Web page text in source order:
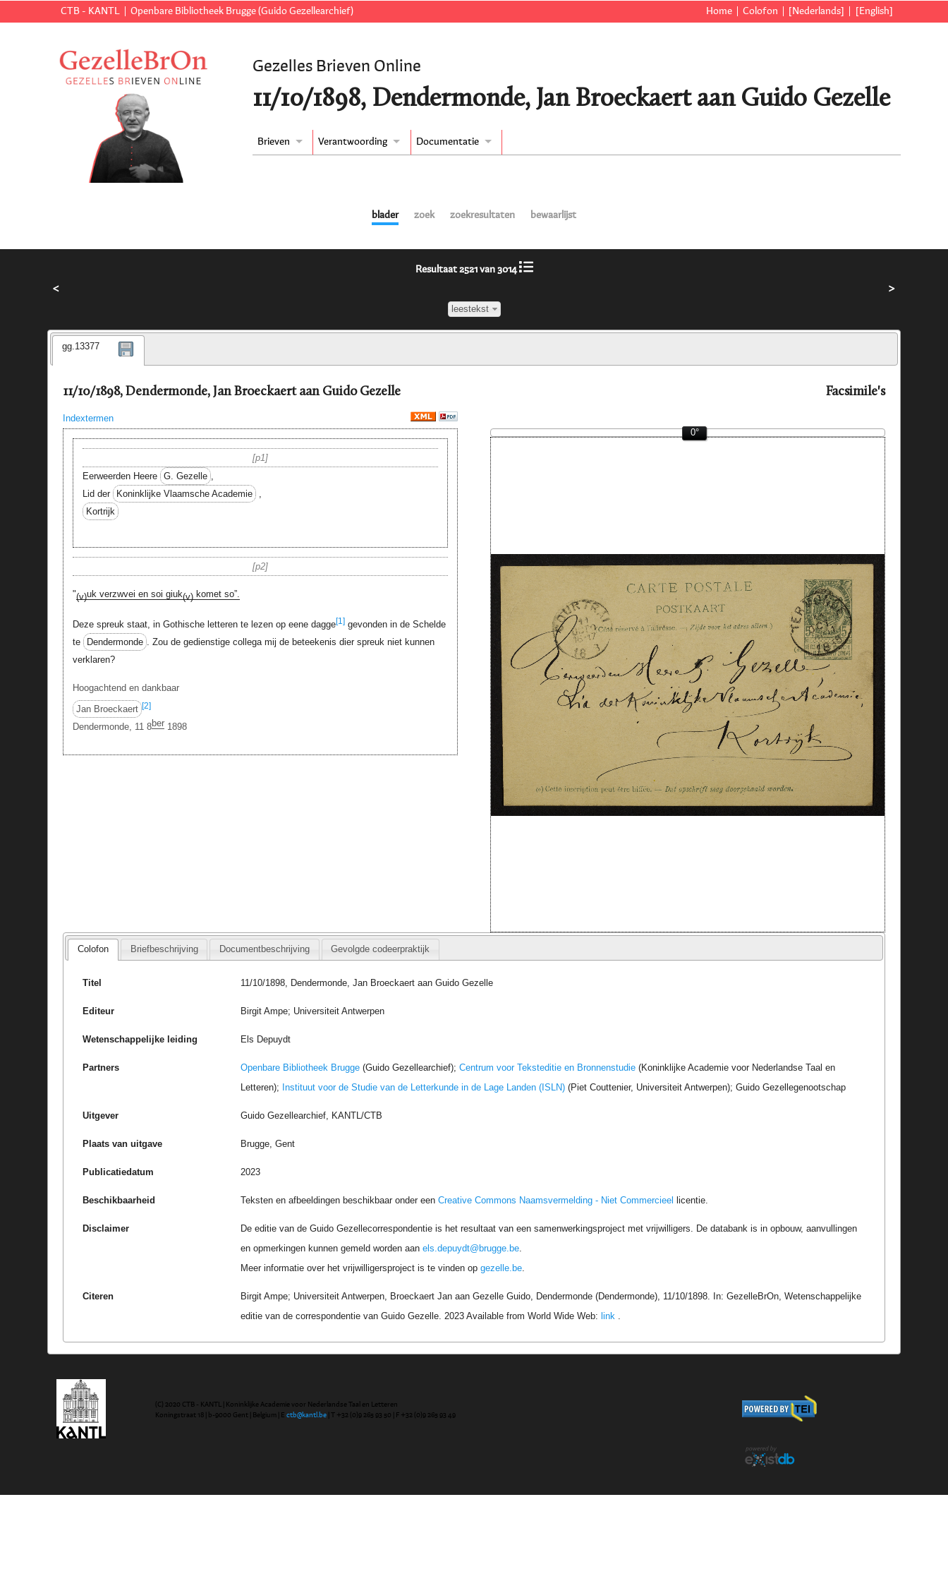
CTB - KANTL Openbare Bibliotheek Brugge (Guido Gezellearchief) Home Colofon [Nederlands] [English]
Gezelles Brieven Online
11/10/1898, Dendermonde, Jan Broeckaert aan Guido Gezelle
Brieven Verantwoording Documentatie
blader zoek zoekresultaten bewaarlijst
<
Resultaat 2521 van 3014
leestekst
>
gg.13377
11/10/1898, Dendermonde, Jan Broeckaert aan Guido Gezelle
Indextermen
Facsimile's
p1
Eerweerden Heere G. Gezelle ,
Lid der
Koninklijke Vlaamsche Academie ,
Kortrijk
p2
"(v)uk verzwvei en soi giuk(v)komet so”.
Deze spreuk staat, in Gothische letteren te lezen op eene dagge[1]gevonden in de Schelde
te
Dendermonde . Zou de gedienstige collega mij de beteekenis dier spreuk niet kunnen
verklaren?
Hoogachtend en dankbaar
Jan Broeckaert [2]
Dendermonde, 11 8ber1898
0°
Colofon Briefbeschrijving Documentbeschrijving Gevolgde codeerpraktijk
Titel 11/10/1898, Dendermonde, Jan Broeckaert aan Guido Gezelle
Editeur Birgit Ampe; Universiteit Antwerpen
Wetenschappelijke leiding Els Depuydt
Partners Openbare Bibliotheek Brugge (Guido Gezellearchief);Centrum voor Teksteditie en Bronnenstudie (Koninklijke Academie voor Nederlandse Taal en
Letteren); Instituut voor de Studie van de Letterkunde in de Lage Landen (ISLN) (Piet Couttenier, Universiteit Antwerpen); Guido Gezellegenootschap
Uitgever Guido Gezellearchief, KANTL/CTB
Plaats van uitgave Brugge, Gent
Publicatiedatum 2023
Beschikbaarheid Teksten en afbeeldingen beschikbaar onder eenCreative Commons Naamsvermelding - Niet Commercieel licentie.
Disclaimer
De editie van de Guido Gezellecorrespondentie is het resultaat van een samenwerkingsproject met vrijwilligers. De databank is in opbouw, aanvullingen
en opmerkingen kunnen gemeld worden aanels.depuydt@brugge.be.
Meer informatie over het vrijwilligersproject is te vinden opgezelle.be.
Citeren
Birgit Ampe; Universiteit Antwerpen, Broeckaert Jan aan Gezelle Guido, Dendermonde (Dendermonde), 11/10/1898. In: GezelleBrOn, Wetenschappelijke
editie van de correspondentie van Guido Gezelle. 2023 Available from World Wide Web: link .
(C) 2020 CTB - KANTL | Koninklijke Academie voor Nederlandse Taal en Letteren
Koningstraat 18 | b-9000 Gent | Belgium | Ectb@kantl.be | T +32 (0)9 265 93 50 | F +32 (0)9 265 93 49